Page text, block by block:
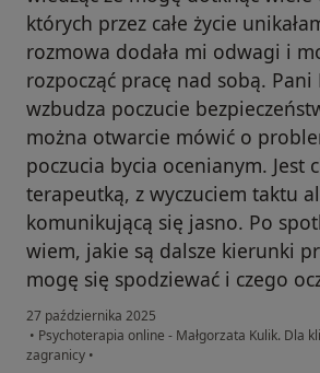
których przez całe życie
rozmowa dodała mi odwagi i
rozpocząć pracę nad sobą. Pani
wzbudza poczucie
można otwarcie mówić o
poczucia bycia ocenianym. Jest
terapeutką, z wyczuciem taktu
komunikującą się jasno. Po
wiem, jakie są dalsze kierunki
mogę się spodziewać i czego
27 października 2025
• Psychoterapia online - Małgorzata Kulik. Dla
zagranicy •